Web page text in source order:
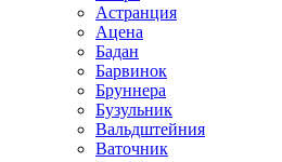
Астранция
Ацена
Бадан
Барвинок
Бруннера
Бузульник
Вальдштейния
Ваточник